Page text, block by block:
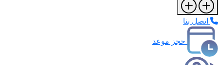
اتصل بنا
حجز موعد